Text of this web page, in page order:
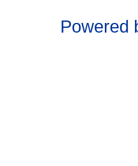
Powered